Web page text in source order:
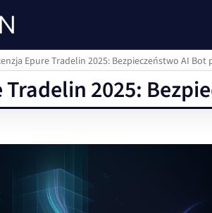
Epure Tradelin 2025: Bezpieczeństwo AI
Tradelin 2025: